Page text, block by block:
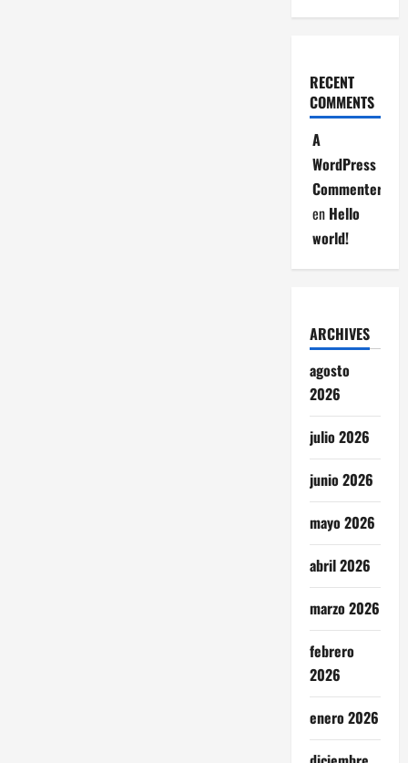
RECENT
COMMENTS
A
WordPress
Commenter
en Hello
world!
ARCHIVES
agosto
2026
julio 2026
junio 2026
mayo 2026
abril 2026
marzo 2026
febrero
2026
enero 2026